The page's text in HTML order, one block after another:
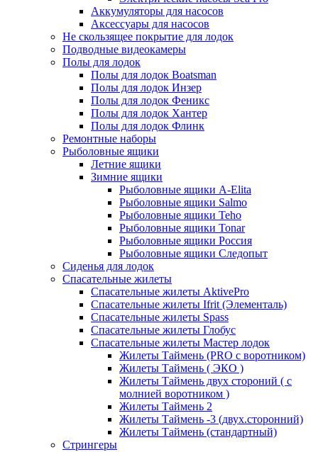
Аккумуляторы для насосов
Аксессуары для насосов
Не скользящее покрытие для лодок
Подводные видеокамеры
Полы для лодок
Полы для лодок Boatsman
Полы для лодок Инзер
Полы для лодок Феникс
Полы для лодок Хантер
Полы для лодок Флинк
Ремонтные наборы
Рыболовные ящики
Летние ящики
Зимние ящики
Рыболовные ящики A-Elita
Рыболовные ящики Salmo
Рыболовные ящики Teho
Рыболовные ящики Tonar
Рыболовные ящики Россия
Рыболовные ящики Следопыт
Сиденья для лодок
Спасательные жилеты
Спасательные жилеты AktivePro
Спасательные жилеты Ifrit (Элементаль)
Спасательные жилеты Spass
Спасательные жилеты Глобус
Спасательные жилеты Мастер лодок
Жилеты Таймень (PRO c воротником)
Жилеты Таймень ( ЭКО )
Жилеты Таймень двух стороний ( с
молнией воротником )
Жилеты Таймень 2
Жилеты Таймень -3 (двух.сторонний)
Жилеты Таймень (стандартный)
Стрингеры